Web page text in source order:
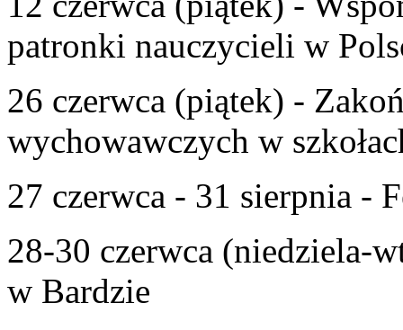
patronki nauczycieli w
26 czerwca (piątek) -
wychowawczych w
27 czerwca - 31 sierpnia -
28-30 czerwca (niedziela-
w Bardzie